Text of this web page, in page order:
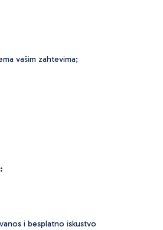
vašim zahtevima;
i besplatno iskustvo